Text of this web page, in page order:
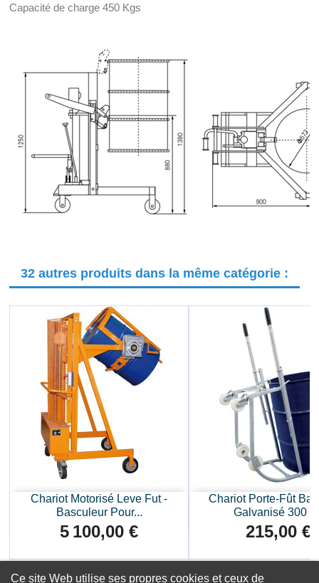
Capacité de charge 450 Kgs
32 autres produits dans la même catégorie :
Chariot Motorisé Leve Fut -
Basculeur Pour...
Prix
5 100,00 €
Chariot Porte-Fût
Galvanisé 300
Prix
215,00 €
Ce site Web utilise ses propres cookies et ceux de